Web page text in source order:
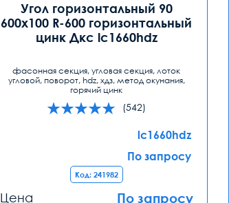
Угол горизонтальный 90
600х100 R-600 горизонтальный
цинк Дкс lc1660hdz
фасонная секция, угловая секция, лоток
угловой, поворот, hdz, хдз, метод окунания,
горячий цинк
(542)
lc1660hdz
По запросу
Код: 241982
Цена По запросу